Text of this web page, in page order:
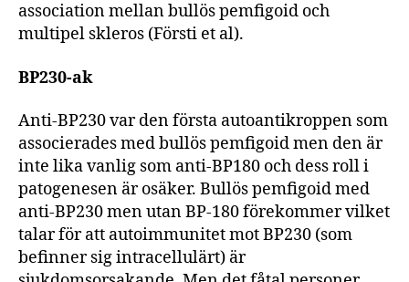
association mellan bullös pemfigoid och
multipel skleros (Försti et al).
BP230-ak
Anti-BP230 var den första autoantikroppen som
associerades med bullös pemfigoid men den är
inte lika vanlig som anti-BP180 och dess roll i
patogenesen är osäker. Bullös pemfigoid med
anti-BP230 men utan BP-180 förekommer vilket
talar för att autoimmunitet mot BP230 (som
befinner sig intracellulärt) är